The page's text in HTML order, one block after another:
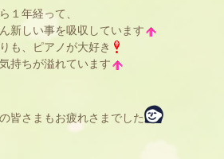
１年経って、
新しい事を吸収しています
も、ピアノが大好き
持ちが溢れています
皆さまもお疲れさまでした